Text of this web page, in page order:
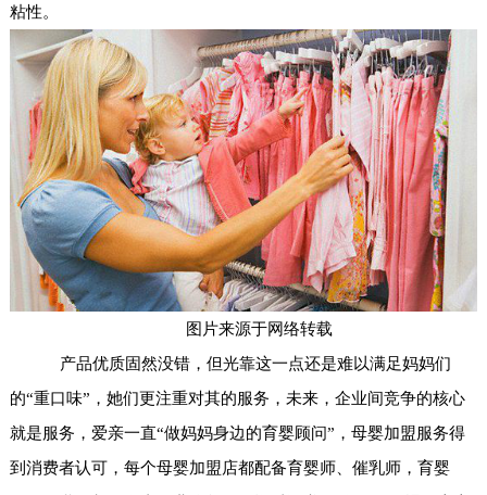
粘性。
图片来源于网络转载
产品优质固然没错，但光靠这一点还是难以满足妈妈们
的“重口味”，她们更注重对其的服务，未来，企业间竞争的核心
就是服务，爱亲一直“做妈妈身边的育婴顾问”， 母婴加盟服务得
到消费者认可，每个母婴加盟店都配备育婴师、催乳师，育婴